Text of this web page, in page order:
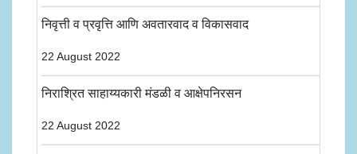
निवृत्ती व प्रवृत्ति आणि अवतारवाद व विकासवाद
22 August 2022
निराश्रित साहाय्यकारी मंडळी व आक्षेपनिरसन
22 August 2022